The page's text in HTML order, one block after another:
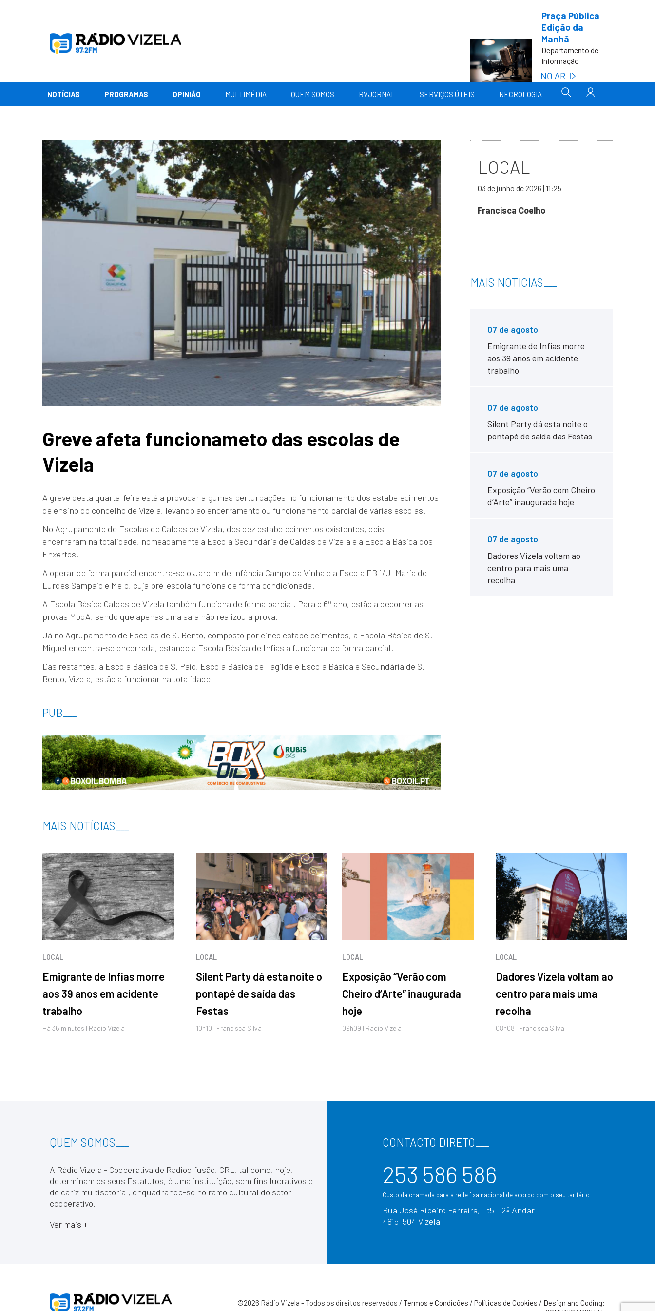
Praça Pública
Edição da
Manhã
Departamento de
Informação
NOTÍCIAS PROGRAMAS OPINIÃO MULTIMÉDIA QUEM SOMOS RVJORNAL SERVIÇOS ÚTEIS NECROLOGIA
Greve afeta funcionameto das escolas de
Vizela
A greve desta quarta-feira está a provocar algumas perturbações no funcionamento dos estabelecimentos
de ensino do concelho de Vizela, levando ao encerramento ou funcionamento parcial de várias escolas.
No Agrupamento de Escolas de Caldas de Vizela, dos dez estabelecimentos existentes, dois
encerraram na totalidade, nomeadamente a Escola Secundária de Caldas de Vizela e a Escola Básica dos
Enxertos.
A operar de forma parcial encontra-se o Jardim de Infância Campo da Vinha e a Escola EB 1/JI Maria de
Lurdes Sampaio e Melo, cuja pré-escola funciona de forma condicionada.
A Escola Básica Caldas de Vizela também funciona de forma parcial. Para o 6º ano, estão a decorrer as
provas ModA, sendo que apenas uma sala não realizou a prova.
Já no Agrupamento de Escolas de S. Bento, composto por cinco estabelecimentos, a Escola Básica de S.
Miguel encontra-se encerrada, estando a Escola Básica de Infias a funcionar de forma parcial.
Das restantes, a Escola Básica de S. Paio, Escola Básica de Tagilde e Escola Básica e Secundária de S.
Bento, Vizela, estão a funcionar na totalidade.
PUB
LOCAL
03 de junho de 2026 | 11:25
Francisca Coelho
MAIS NOTÍCIAS
07 de agosto
Emigrante de Infias morre
aos 39 anos em acidente
trabalho
07 de agosto
Silent Party dá esta noite o
pontapé de saída das Festas
07 de agosto
Exposição “Verão com Cheiro
d’Arte” inaugurada hoje
07 de agosto
Dadores Vizela voltam ao
centro para mais uma
recolha
MAIS NOTÍCIAS
LOCAL
Emigrante de Infias morre
aos 39 anos em acidente
trabalho
Há 36 minutos I Radio Vizela
LOCAL
Silent Party dá esta noite o
pontapé de saída das
Festas
10h10 I Francisca Silva
LOCAL
Exposição “Verão com
Cheiro d’Arte” inaugurada
hoje
09h09 I Radio Vizela
LOCAL
Dadores Vizela voltam ao
centro para mais uma
recolha
08h08 I Francisca Silva
QUEM SOMOS
A Rádio Vizela - Cooperativa de Radiodifusão, CRL, tal como, hoje,
determinam os seus Estatutos, é uma instituição, sem fins lucrativos e
de cariz multisetorial, enquadrando-se no ramo cultural do setor
cooperativo.
Ver mais +
CONTACTO DIRETO
253 586 586
Custo da chamada para a rede fixa nacional de acordo com o seu tarifário
Rua José Ribeiro Ferreira, Lt5 - 2º Andar
4815–504 Vizela
©2026 Rádio Vizela - Todos os direitos reservados / Termos e Condições / Políticas de Cookies / Design and Coding: